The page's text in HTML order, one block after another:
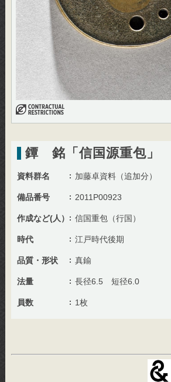
鐔 銘「信国源重包」
資料群名 加藤卓資料（追加分）
備品番号 2011P00923
作成など(人） 信国重包（行国）
時代 江戸時代後期
品質・形状 真鍮
法量 長径6.5 短径6.0
員数 1枚